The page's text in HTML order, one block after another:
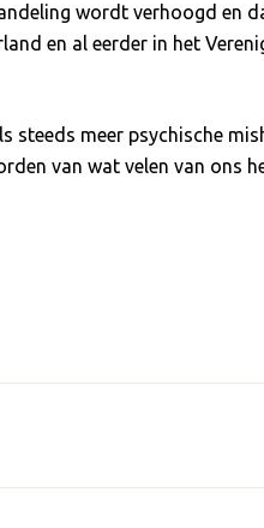
wordt verhoogd en
en al eerder in het
meer psychische
van wat velen van ons